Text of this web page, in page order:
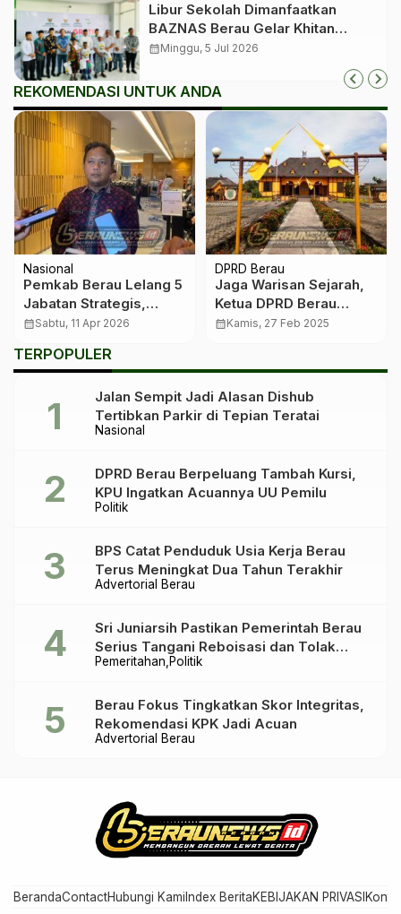
Libur Sekolah Dimanfaatkan
BAZNAS Berau Gelar Khitan
Massal bagi 350 Anak
calendar_monthMinggu, 5 Jul 2026
REKOMENDASI UNTUK ANDA
Nasional
Pemkab Berau Lelang 5
Jabatan Strategis,
Target Terisi Juli
calendar_monthSabtu, 11 Apr 2026
DPRD Berau
Jaga Warisan Sejarah,
Ketua DPRD Berau
Dorong Revitalisasi
calendar_monthKamis, 27 Feb 2025
TERPOPULER
Nasional
Jalan Sempit Jadi Alasan Dishub
Tertibkan Parkir di Tepian Teratai
Politik
DPRD Berau Berpeluang Tambah Kursi,
KPU Ingatkan Acuannya UU Pemilu
Advertorial Berau
BPS Catat Penduduk Usia Kerja Berau
Terus Meningkat Dua Tahun Terakhir
Pemeritahan Politik
Sri Juniarsih Pastikan Pemerintah Berau
Serius Tangani Reboisasi dan Tolak
Praktik Ilegal
Advertorial Berau
Berau Fokus Tingkatkan Skor Integritas,
Rekomendasi KPK Jadi Acuan
BerandaContactHubungi Kami Index BeritaKEBIJAKAN PRIVASI